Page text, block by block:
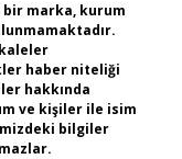
marka, kurum
haber niteliği
hakkında
ve kişiler ile isim
bilgiler